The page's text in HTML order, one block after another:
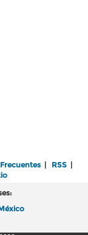
| RSS |